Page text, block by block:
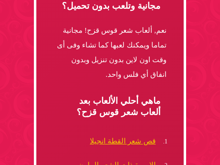
مجانية وتلعب بدون تحميل؟
نعم, ألعاب شعر قوس قزح! مجانية
تماما ويمكنك لعبها كما تشاء وفى أى
وقت اون لاين بدون تنزيل وبدون
انفاق أي فلس واحد.
ماهي أحلي الألعاب بعد
ألعاب شعر قوس قزح؟
قص شعر القطة انجيلا